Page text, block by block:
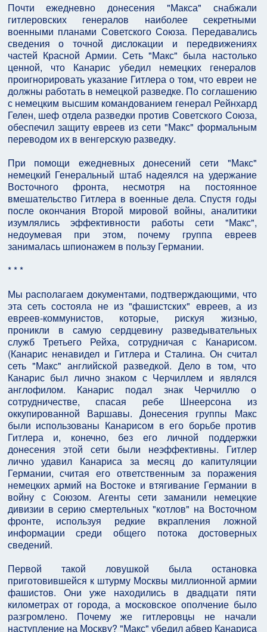
Почти ежедневно донесения "Макса" снабжали
гитлеровских генералов наиболее секретными
военными планами Советского Союза. Передавались
сведения о точной дислокации и передвижениях
частей Красной Армии. Сеть "Макс" была настолько
ценной, что Канарис убедил немецких генералов
проигнорировать указание Гитлера о том, что евреи не
должны работать в немецкой разведке. По соглашению
с немецким высшим командованием генерал Рейнхард
Гелен, шеф отдела разведки против Советского Союза,
обеспечил защиту евреев из сети "Макс" формальным
переводом их в венгерскую разведку.
При помощи ежедневных донесений сети "Макс"
немецкий Генеральный штаб надеялся на удержание
Восточного фронта, несмотря на постоянное
вмешательство Гитлера в военные дела. Спустя годы
после окончания Второй мировой войны, аналитики
изумлялись эффективности работы сети "Макс",
недоумевая при этом, почему группа евреев
занималась шпионажем в пользу Германии.
* * *
Мы располагаем документами, подтверждающими, что
эта сеть состояла не из "фашистских" евреев, а из
евреев-коммунистов, которые, рискуя жизнью,
проникли в самую сердцевину разведывательных
служб Третьего Рейха, сотрудничая с Канарисом.
(Канарис ненавидел и Гитлера и Сталина. Он считал
сеть "Макс" английской разведкой. Дело в том, что
Канарис был лично знаком с Черчиллем и являлся
англофилом. Канарис подал знак Черчиллю о
сотрудничестве, спасая ребе Шнеерсона из
оккупированной Варшавы. Донесения группы Макс
были использованы Канарисом в его борьбе против
Гитлера и, конечно, без его личной поддержки
донесения этой сети были неэффективны. Гитлер
лично удавил Канариса за месяц до капитуляции
Германии, считая его ответственным за поражения
немецких армий на Востоке и втягивание Германии в
войну с Союзом. Агенты сети заманили немецкие
дивизии в серию смертельных "котлов" на Восточном
фронте, используя редкие вкрапления ложной
информации среди общего потока достоверных
сведений.
Первой такой ловушкой была остановка
приготовившейся к штурму Москвы миллионной армии
фашистов. Они уже находились в двадцати пяти
километрах от города, а московское ополчение было
разгромлено. Почему же гитлеровцы не начали
наступление на Москву? "Макс" убедил абвер Канариса